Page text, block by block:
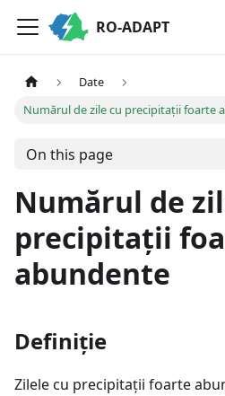
RO-ADAPT
Date
Numărul de zile cu precipitații foarte
On this page
Numărul de
precipitații
abundente
Definiție
Zilele cu precipitații foarte